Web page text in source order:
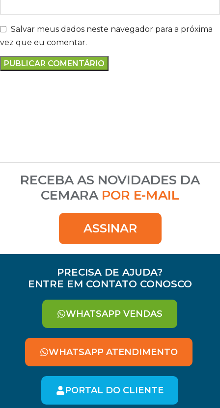
Salvar meus dados neste navegador para a próxima
vez que eu comentar.
RECEBA AS NOVIDADES DA
CEMARA POR E-MAIL
ASSINAR
PRECISA DE AJUDA?
ENTRE EM CONTATO CONOSCO
WHATSAPP VENDAS
WHATSAPP ATENDIMENTO
PORTAL DO CLIENTE